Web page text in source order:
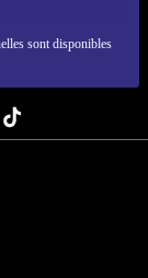
sont disponibles